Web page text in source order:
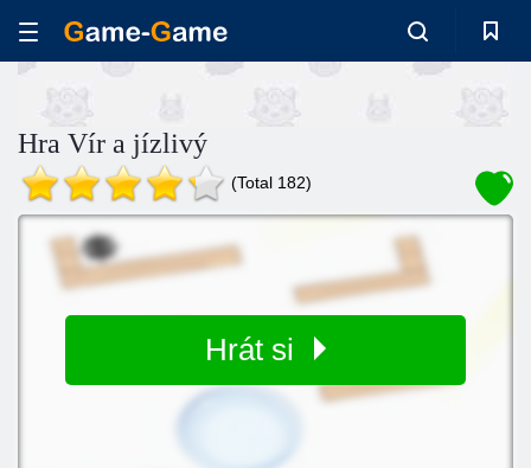
Hra Vír a jízlivý
(Total 182)
Hrát si